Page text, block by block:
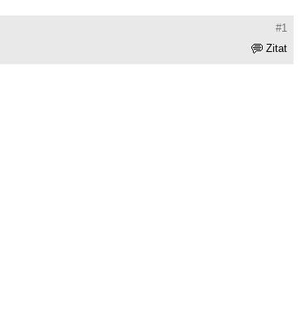
#1
Zitat